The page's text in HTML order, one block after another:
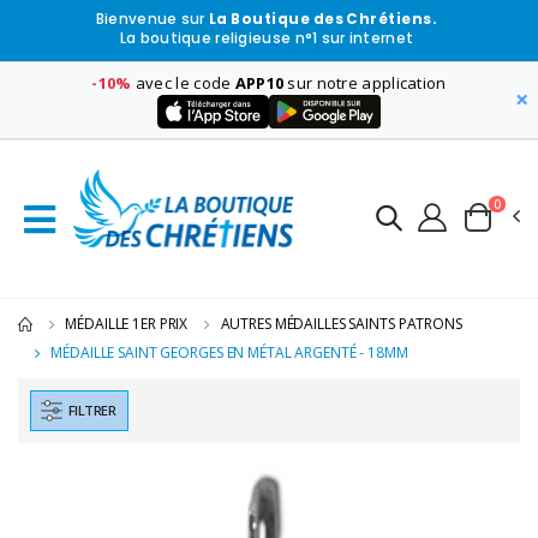
Bienvenue sur La Boutique des Chrétiens.
La boutique religieuse n°1 sur internet
-10% avec le code APP10 sur notre application
×
0
MÉDAILLE 1ER PRIX
AUTRES MÉDAILLES SAINTS PATRONS
MÉDAILLE SAINT GEORGES EN MÉTAL ARGENTÉ - 18MM
FILTRER